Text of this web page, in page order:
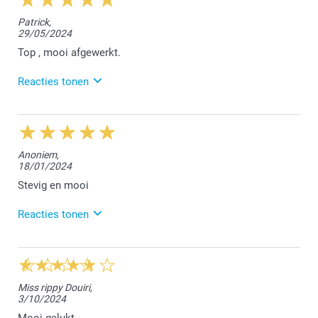
Patrick,
29/05/2024
Top , mooi afgewerkt.
Reacties tonen
30/05/2024
11:22
Hey Patrick,
Hartelijk dank voor jouw mooie woorden! We zijn blij
dat jouw bestelling naar wens was. Geniet ervan!
Anoniem,
18/01/2024
Stevig en mooi
Reacties tonen
23/01/2024
14:27
Beste Christl,
Hartelijk dank voor jouw positieve review, wij zijn
hier erg blij mee :-)
Miss rippy Douiri,
3/10/2024